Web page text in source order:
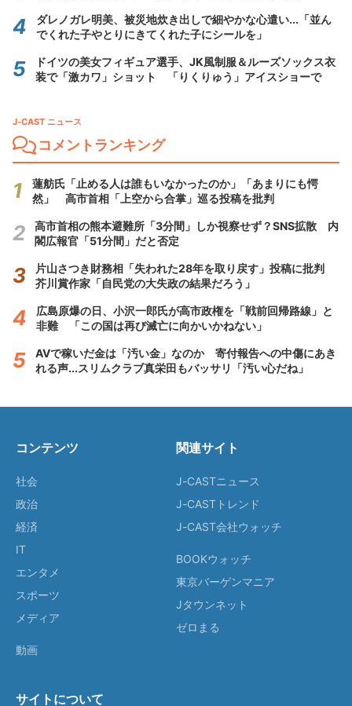
ダレノガレ明美、被災地炊き出しで細やかな心遣い...「並ん
でくれた子やとりにきてくれた子にシールを」
ドイツの美女フィギュア選手、JK風制服＆ルーズソックス衣
装で「激カワ」ショット 「りくりゅう」アイスショーで
J-CAST ニュース
コメントランキング
蓮舫氏「止める人は誰もいなかったのか」「あまりにも愕
然」 高市首相「上空から合掌」巡る投稿を批判
高市首相の熊本避難所「3分間」しか視察せず？SNS拡散 内
閣広報官「51分間」だと否定
片山さつき財務相「失われた28年を取り戻す」投稿に批判
芥川賞作家「自民党の大失政の結果だろう」
広島原爆の日、小沢一郎氏が高市政権を「戦前回帰路線」と
非難 「この国は再び滅亡に向かいかねない」
AVで稼いだ金は「汚い金」なのか 寄付報告への中傷にあき
れる声...スリムクラブ真栄田もバッサリ「汚い心だね」
コンテンツ
社会
政治
経済
IT
エンタメ
スポーツ
メディア
動画
関連サイト
J-CASTニュース
J-CASTトレンド
J-CAST会社ウォッチ
BOOKウォッチ
東京バーゲンマニア
Jタウンネット
ゼロまる
サイトについて